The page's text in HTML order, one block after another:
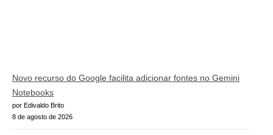
Novo recurso do Google facilita adicionar fontes no Gemini
Notebooks
por Edivaldo Brito
8 de agosto de 2026